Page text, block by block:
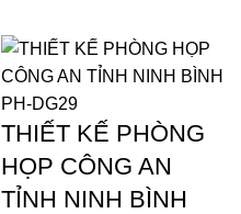
THIẾT KẾ PHÒNG
HỌP CÔNG AN
TỈNH NINH BÌNH